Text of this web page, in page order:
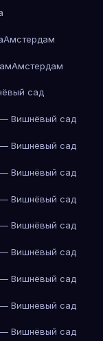
Амстердам
Амстердам
сад
Вишнёвый сад
Вишнёвый сад
Вишнёвый сад
Вишнёвый сад
Вишнёвый сад
Вишнёвый сад
Вишнёвый сад
Вишнёвый сад
Вишнёвый сад